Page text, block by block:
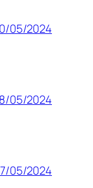
05/2024
05/2024
05/2024